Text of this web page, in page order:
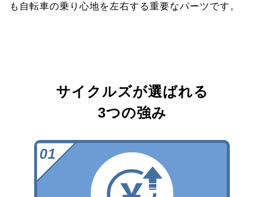
も自転車の乗り心地を左右する重要なパーツです。
サイクルズが選ばれる
3つの強み